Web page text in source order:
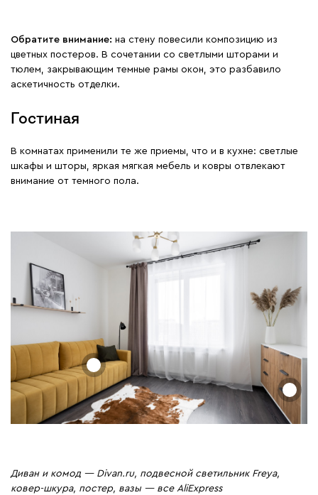
Обратите внимание: на стену повесили композицию из
цветных постеров. В сочетании со светлыми шторами и
тюлем, закрывающим темные рамы окон, это разбавило
аскетичность отделки.
Гостиная
В комнатах применили те же приемы, что и в кухне: светлые
шкафы и шторы, яркая мягкая мебель и ковры отвлекают
внимание от темного пола.
Диван и комод — Divan.ru, подвесной светильник Freya,
ковер-шкура, постер, вазы — все AliExpress